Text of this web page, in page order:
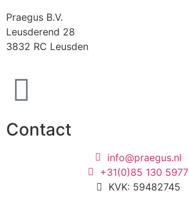
Praegus B.V.
Leusderend 28
3832 RC Leusden
Contact
info@praegus.nl
+31(0)85 130 5977
KVK: 59482745